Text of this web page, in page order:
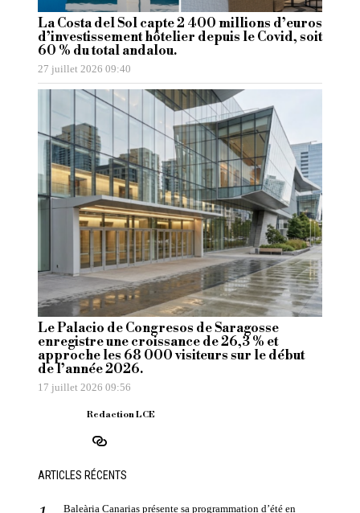
La Costa del Sol capte 2 400 millions d’euros
d’investissement hôtelier depuis le Covid, soit
60 % du total andalou.
27 juillet 2026 09:40
Le Palacio de Congresos de Saragosse
enregistre une croissance de 26,3 % et
approche les 68 000 visiteurs sur le début
de l’année 2026.
17 juillet 2026 09:56
Redaction LCE
ARTICLES RÉCENTS
Baleària Canarias présente sa programmation d’été en